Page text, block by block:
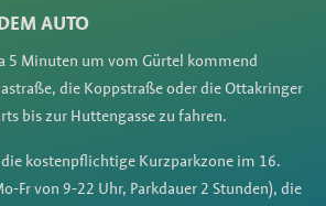
AUTO
5 Minuten um vom Gürtel kommend
die Koppstraße oder die Ottakringer
bis zur Huttengasse zu fahren.
die kostenpflichtige Kurzparkzone im 16.
Fr von 9-22 Uhr, Parkdauer 2 Stunden), die